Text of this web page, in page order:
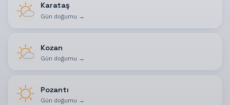
Karataş
Gün doğumu →
Kozan
Gün doğumu →
Pozantı
Gün doğumu →